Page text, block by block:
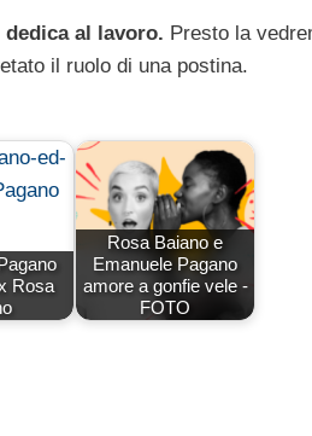
dedica al lavoro. Presto la
il ruolo di una postina.
Rosa
Rosa Baiano e
Emanuele Pagano
amore a gonfie vele -
FOTO